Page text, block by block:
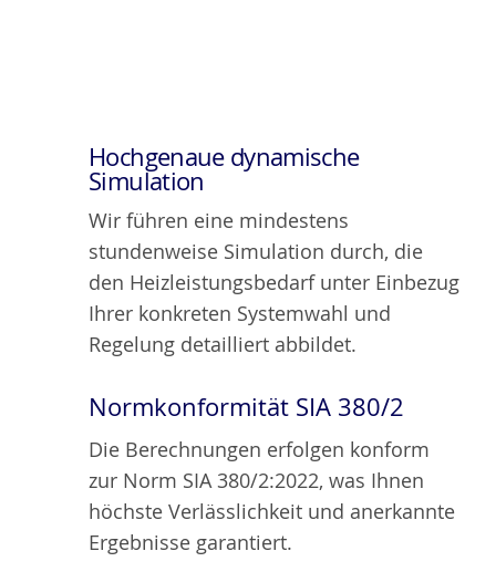
Hochgenaue dynamische
Simulation
Wir führen eine mindestens
stundenweise Simulation durch, die
den Heizleistungsbedarf unter Einbezug
Ihrer konkreten Systemwahl und
Regelung detailliert abbildet.
Normkonformität SIA 380/2
Die Berechnungen erfolgen konform
zur Norm SIA 380/2:2022, was Ihnen
höchste Verlässlichkeit und anerkannte
Ergebnisse garantiert.